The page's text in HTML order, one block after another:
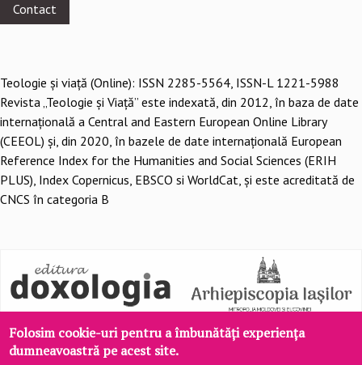
Contact
Teologie şi viaţă (Online): ISSN 2285-5564, ISSN-L 1221-5988
Revista „Teologie și Viață” este indexată, din 2012, în baza de date
internațională a Central and Eastern European Online Library
(CEEOL) și, din 2020, în bazele de date internațională European
Reference Index for the Humanities and Social Sciences (ERIH
PLUS), Index Copernicus, EBSCO si WorldCat, și este acreditată de
CNCS în categoria B
Folosim cookie-uri pentru a îmbunătăți experiența
dumneavoastră pe acest site.